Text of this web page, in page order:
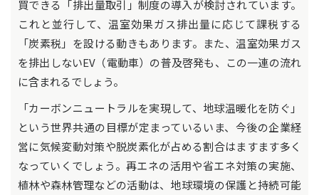
買できる「排出量取引」制度の導入が検討されています。
これと並行して、温室効果ガス排出量に応じて課税する
「炭素税」を設ける動きもあります。また、温室効果ガス
を排出しないEV（電動車）の普及啓発も、この一連の流れ
に含まれるでしょう。
「カーボンニュートラルを実現して、地球温暖化を防ぐ」
という世界共通の目標が定まっているいま、今後の企業経
営に気候変動対策や脱炭素化が占める割合はますます多く
なっていくでしょう。再エネの活用や省エネ対策の実施、
植林や森林管理などの活動は、地球環境の保護と持続可能